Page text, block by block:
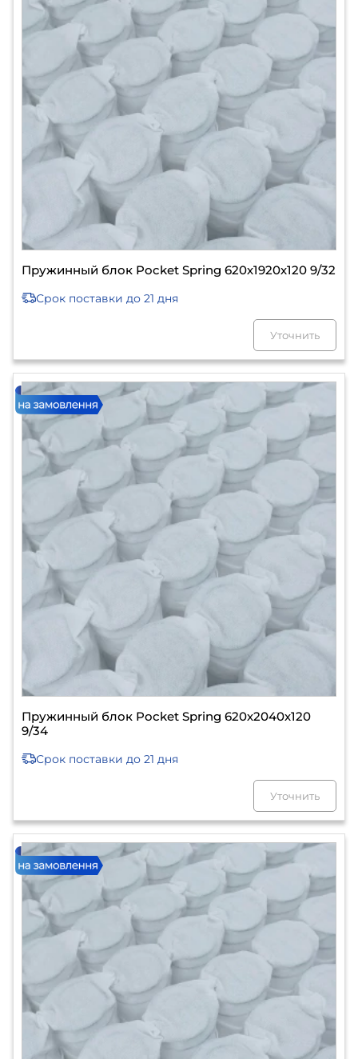
Пружинный блок Pocket Spring 620х1920х120 9/32
Срок поставки до 21 дня
Уточнить
Пружинный блок Pocket Spring 620х2040х120
9/34
Срок поставки до 21 дня
Уточнить